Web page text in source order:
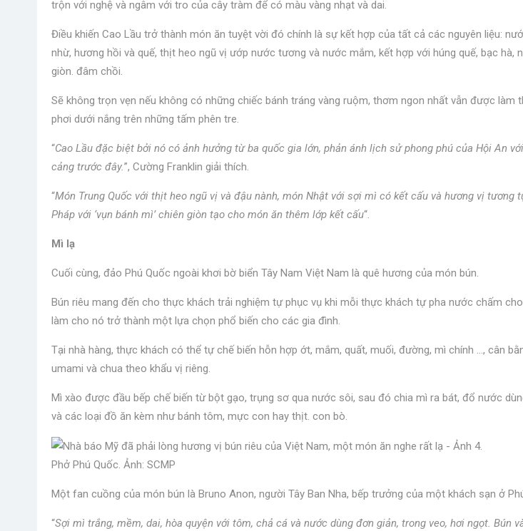
trộn với nghệ và ngâm với tro của cây tràm để có màu vàng nhạt và dai.
Điều khiến Cao Lầu trở thành món ăn tuyệt vời đó chính là sự kết hợp của tất cả các nguyên liệu:
nhừ, hương hồi và quế, thịt heo ngũ vị ướp nước tương và nước mắm, kết hợp với húng quế, bạc hà,
giòn. đâm chồi.
Sẽ không trọn vẹn nếu không có những chiếc bánh tráng vàng ruộm, thơm ngon nhất vẫn được làm
phơi dưới nắng trên những tấm phên tre.
“Cao Lầu đặc biệt bởi nó có ảnh hưởng từ ba quốc gia lớn, phản ánh lịch sử phong phú của Hội An
cảng trước đây.”, Cường Franklin giải thích.
“Món Trung Quốc với thịt heo ngũ vị và đậu nành, món Nhật với sợi mì có kết cấu và hương vị tương
Pháp với ‘vụn bánh mì’ chiên giòn tạo cho món ăn thêm lớp kết cấu“.
Mì lạ
Cuối cùng, đảo Phú Quốc ngoài khơi bờ biển Tây Nam Việt Nam là quê hương của món bún.
Bún riêu mang đến cho thực khách trải nghiệm tự phục vụ khi mỗi thực khách tự pha nước chấm
làm cho nó trở thành một lựa chọn phổ biến cho các gia đình.
Tại nhà hàng, thực khách có thể tự chế biến hỗn hợp ớt, mắm, quất, muối, đường, mì chính …, cân
umami và chua theo khẩu vị riêng.
Mì xào được đầu bếp chế biến từ bột gạo, trụng sơ qua nước sôi, sau đó chia mì ra bát, đổ nước
và các loại đồ ăn kèm như bánh tôm, mực con hay thịt. con bò.
Phở Phú Quốc. Ảnh: SCMP
Một fan cuồng của món bún là Bruno Anon, người Tây Ban Nha, bếp trưởng của một khách sạn ở
“Sợi mì trắng, mềm, dai, hòa quyện với tôm, chả cá và nước dùng đơn giản, trong veo, hơi ngọt. Bún